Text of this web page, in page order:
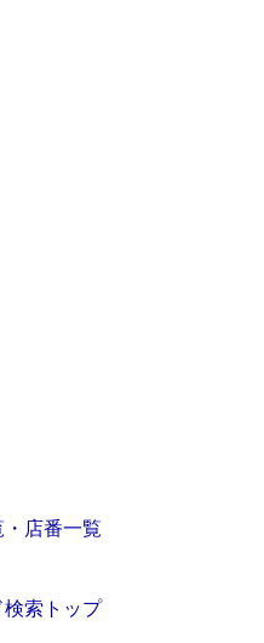
店番一覧
索トップ